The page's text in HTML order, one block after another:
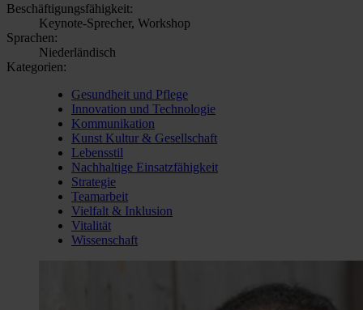
Beschäftigungsfähigkeit:
Keynote-Sprecher, Workshop
Sprachen:
Niederländisch
Kategorien:
Gesundheit und Pflege
Innovation und Technologie
Kommunikation
Kunst Kultur & Gesellschaft
Lebensstil
Nachhaltige Einsatzfähigkeit
Strategie
Teamarbeit
Vielfalt & Inklusion
Vitalität
Wissenschaft